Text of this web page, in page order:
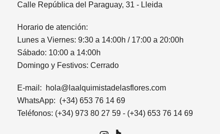
Calle República del Paraguay, 31 - Lleida
Horario de atención:
Lunes a Viernes: 9:30 a 14:00h / 17:00 a 20:00h
Sábado: 10:00 a 14:00h
Domingo y Festivos: Cerrado
E-mail:
hola@laalquimistadelasflores.com
WhatsApp: (+34) 653 76 14 69
Teléfonos: (+34) 973 80 27 59 - (+34) 653 76 14 69